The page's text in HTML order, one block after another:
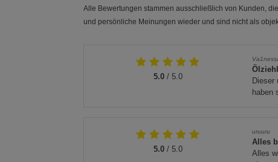
Alle Bewertungen stammen ausschließlich von Kunden,
und persönliche Meinungen wieder und sind nicht als
5.0/ 5.0
Dieser
haben
5.0/ 5.0
uruuru
Alles
Alles